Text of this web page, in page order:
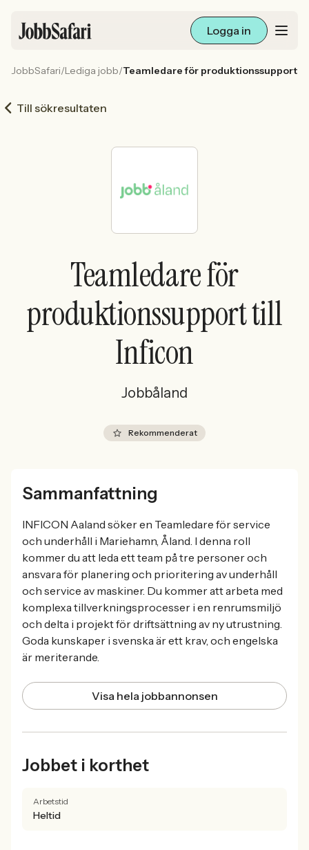
Logga in
Arbetsliv och karriär
För arbetsgivare
Sök med AI
Ny här? Skapa konto
JobbSafari/Lediga jobb/Teamledare för produktionssupport
Till sökresultaten
Teamledare för
produktionssupport till
Inficon
Jobbåland
Rekommenderat
Sammanfattning
INFICON Aaland söker en Teamledare för service
och underhåll i Mariehamn, Åland. I denna roll
kommer du att leda ett team på tre personer och
ansvara för planering och prioritering av underhåll
och service av maskiner. Du kommer att arbeta med
komplexa tillverkningsprocesser i en renrumsmiljö
och delta i projekt för driftsättning av ny utrustning.
Goda kunskaper i svenska är ett krav, och engelska
är meriterande.
Visa hela jobbannonsen
Jobbet i korthet
Arbetstid
Heltid